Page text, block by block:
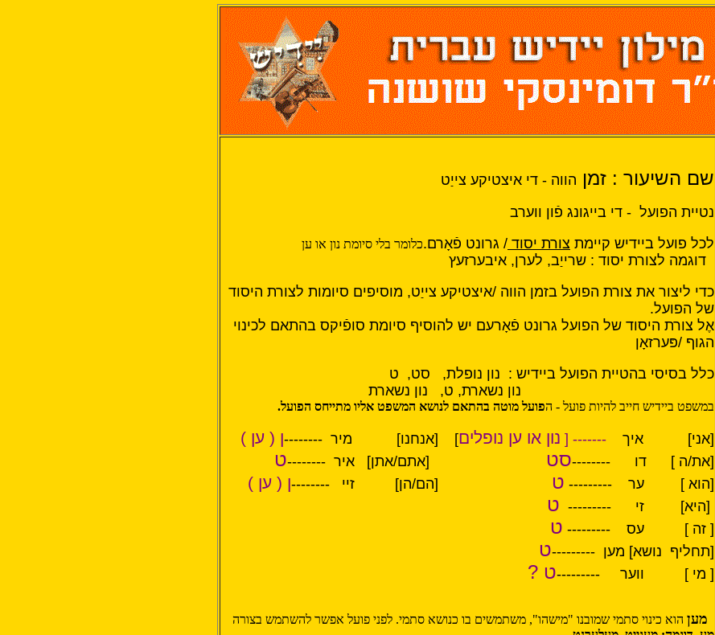
שם השיעור : זמן הווה - די איצטיקע צייַט
נטיית הפועל - די בייגונג פֿון ווערב
לכל פועל ביידיש קיימת צורת יסוד / גרונט פֿאָרם.כלומר בלי סיומת נון או ען
דוגמה לצורת יסוד : שרייַב, לערן, איבערזעץ
כדי ליצור את צורת הפועל בזמן הווה /איצטיקע צייַט, מוסיפים סיומות לצורת היסוד
של הפועל.
אֶל צורת היסוד של הפועל גרונט פֿאָרעם יש להוסיף סיומת סופֿיקס בהתאם לכינוי
הגוף /פּערזאָן
כלל בסיסי בהטיית הפועל ביידיש : נון נופלת,
סט, ט
נון נשארת, ט,
נון נשארת
במשפט ביידיש חייב להיות פועל - הפועל מוטה בהתאם לנושא המשפט אליו מתייחס הפועל.
[אני] איך ------- [ נון או ען נופלים] [אנחנו] מיר --------ן ( ען )
[את/ה ] דו --------סט [אתם/אתן] איר --------ט
[הוא ] ער --------- ט [הם/הן] זיי --------ן ( ען )
[היא] זי --------- ט
[ זה ] עס --------- ט
[תחליף נושא] מען ---------ט
[ מי ] ווער ---------ט ?
מען הוא כינוי סתמי שמובנו "מישהו", משתמשים בו כנושא סתמי. לפני פועל אפשר להשתמש בצורה